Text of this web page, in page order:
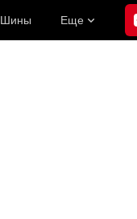
Шины Еще